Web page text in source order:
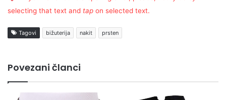
selecting that text and tap on selected text.
Tagovi bižuterija nakit prsten
Povezani članci